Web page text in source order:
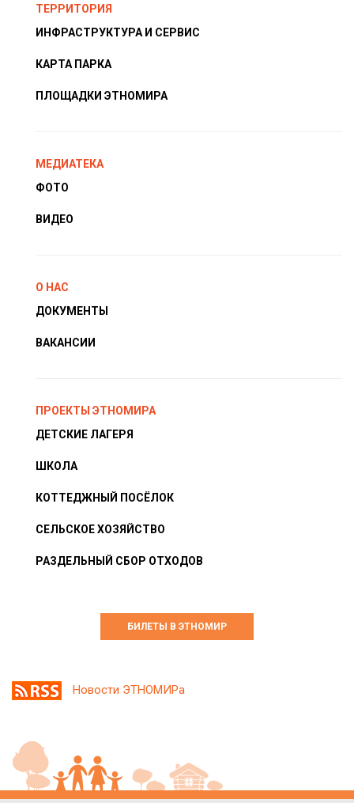
ТЕРРИТОРИЯ
ИНФРАСТРУКТУРА И СЕРВИС
КАРТА ПАРКА
ПЛОЩАДКИ ЭТНОМИРА
МЕДИАТЕКА
ФОТО
ВИДЕО
О НАС
ДОКУМЕНТЫ
ВАКАНСИИ
ПРОЕКТЫ ЭТНОМИРА
ДЕТСКИЕ ЛАГЕРЯ
ШКОЛА
КОТТЕДЖНЫЙ ПОСЁЛОК
СЕЛЬСКОЕ ХОЗЯЙСТВО
РАЗДЕЛЬНЫЙ СБОР ОТХОДОВ
БИЛЕТЫ В ЭТНОМИР
Новости ЭТНОМИРа